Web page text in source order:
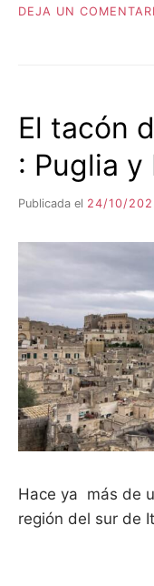
DEJA UN
El tacón
: Puglia y
Publicada el 24/10/
Hace ya más de
región del sur de